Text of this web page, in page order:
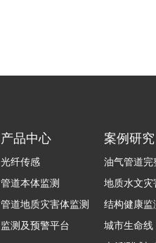
产品中心
光纤传感
管道本体监测
管道地质灾害体监测
监测及预警平台
案例研究
油气管道完
地质水文灾
结构健康监
城市生命线